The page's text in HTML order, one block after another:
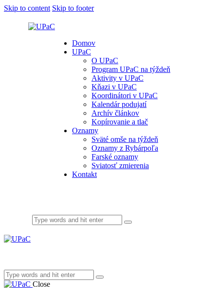
Skip to content Skip to footer
Domov
UPaC
O UPaC
Program UPaC na týždeň
Aktivity v UPaC
Kňazi v UPaC
Koordinátori v UPaC
Kalendár podujatí
Archív článkov
Kopírovanie a tlač
Oznamy
Sväté omše na týždeň
Oznamy z Rybárpoľa
Farské oznamy
Sviatosť zmierenia
Kontakt
Close